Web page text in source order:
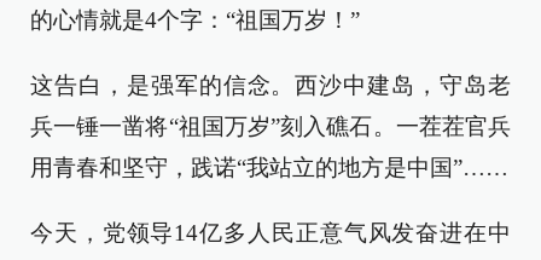
的心情就是4个字：“祖国万岁！”
这告白，是强军的信念。西沙中建岛，守岛老
兵一锤一凿将“祖国万岁”刻入礁石。一茬茬官兵
用青春和坚守，践诺“我站立的地方是中国”……
今天，党领导14亿多人民正意气风发奋进在中